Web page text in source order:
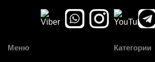
Меню Категории